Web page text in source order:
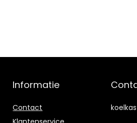
Informatie
Contact